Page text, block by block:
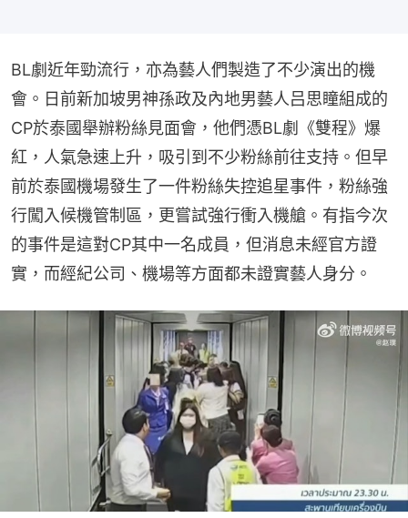
BL劇近年勁流行，亦為藝人們製造了不少演出的機
會。日前新加坡男神孫政及內地男藝人吕思瞳組成的
CP於泰國舉辦粉絲見面會，他們憑BL劇《雙程》爆
紅，人氣急速上升，吸引到不少粉絲前往支持。但早
前於泰國機場發生了一件粉絲失控追星事件，粉絲強
行闖入候機管制區，更嘗試強行衝入機艙。有指今次
的事件是這對CP其中一名成員，但消息未經官方證
實，而經紀公司、機場等方面都未證實藝人身分。